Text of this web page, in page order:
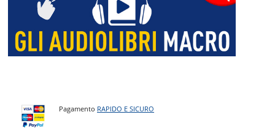
Pagamento RAPIDO E SICURO